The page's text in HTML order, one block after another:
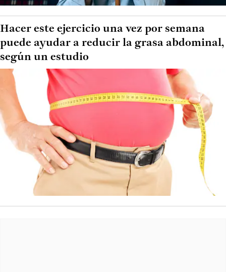
Hacer este ejercicio una vez por semana
puede ayudar a reducir la grasa abdominal,
según un estudio